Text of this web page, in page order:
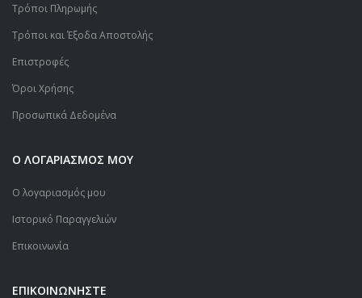
Τρόποι Πληρωμής
Τρόποι και Έξοδα Αποστολής
Επιστροφές
Όροι Χρήσης
Προσωπικά Δεδομένα
Ο ΛΟΓΑΡΙΑΣΜΟΣ ΜΟΥ
Ο λογαριασμός μου
Ιστορικό Παραγγελιών
Επικοινωνία
ΕΠΙΚΟΙΝΩΝΗΣΤΕ